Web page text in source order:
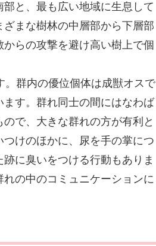
と、最も広い地域に生息して
まな樹林の中層部から下層部
らの攻撃を避け高い樹上で個
群内の優位個体は成獣オスで
す。群れ同士の間にはなわば
で、大きな群れの方が有利と
けのほかに、尿を手の掌につ
に臭いをつける行動もありま
の中のコミュニケーションに